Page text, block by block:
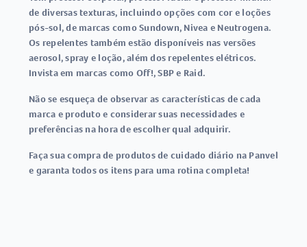
de diversas texturas, incluindo opções com cor e loções
pós-sol, de marcas como Sundown, Nivea e Neutrogena.
Os repelentes também estão disponíveis nas versões
aerosol, spray e loção, além dos repelentes elétricos.
Invista em marcas como Off!, SBP e Raid.
Não se esqueça de observar as características de cada
marca e produto e considerar suas necessidades e
preferências na hora de escolher qual adquirir.
Faça sua compra de produtos de cuidado diário na Panvel
e garanta todos os itens para uma rotina completa!